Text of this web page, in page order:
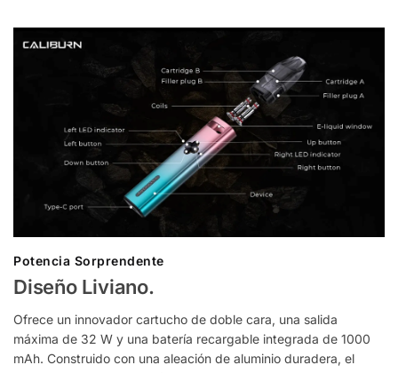
Potencia Sorprendente
Diseño Liviano.
Ofrece un innovador cartucho de doble cara, una salida
máxima de 32 W y una batería recargable integrada de 1000
mAh. Construido con una aleación de aluminio duradera, el